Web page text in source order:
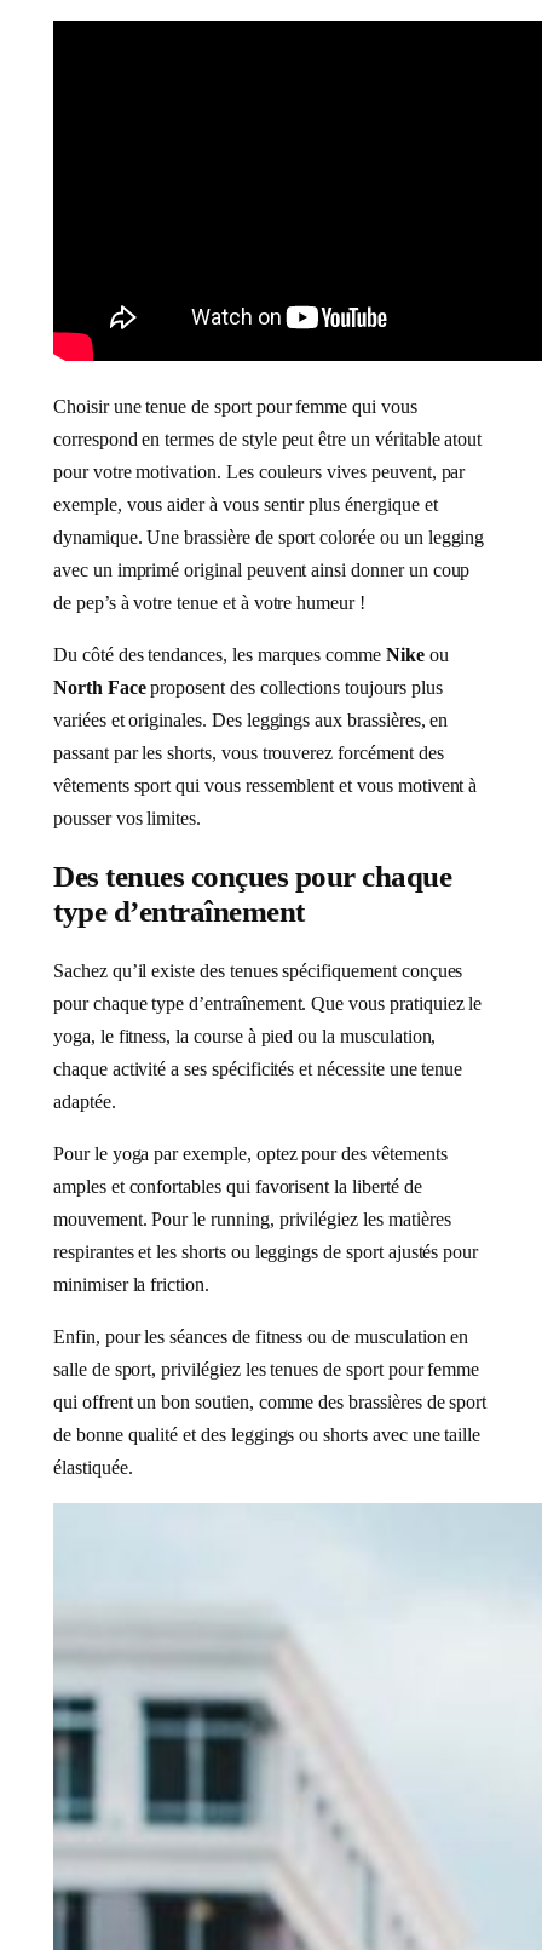
Choisir une tenue de sport pour femme qui vous
correspond en termes de style peut être un véritable atout
pour votre motivation. Les couleurs vives peuvent, par
exemple, vous aider à vous sentir plus énergique et
dynamique. Une brassière de sport colorée ou un legging
avec un imprimé original peuvent ainsi donner un coup
de pep’s à votre tenue et à votre humeur !
Du côté des tendances, les marques commeNikeou
North Faceproposent des collections toujours plus
variées et originales. Des leggings aux brassières, en
passant par les shorts, vous trouverez forcément des
vêtements sport qui vous ressemblent et vous motivent à
pousser vos limites.
Des tenues conçues pour chaque
type d’entraînement
Sachez qu’il existe des tenues spécifiquement conçues
pour chaque type d’entraînement. Que vous pratiquiez le
yoga, le fitness, la course à pied ou la musculation,
chaque activité a ses spécificités et nécessite une tenue
adaptée.
Pour le yoga par exemple, optez pour des vêtements
amples et confortables qui favorisent la liberté de
mouvement. Pour le running, privilégiez les matières
respirantes et les shorts ou leggings de sport ajustés pour
minimiser la friction.
Enfin, pour les séances de fitness ou de musculation en
salle de sport, privilégiez les tenues de sport pour femme
qui offrent un bon soutien, comme des brassières de sport
de bonne qualité et des leggings ou shorts avec une taille
élastiquée.